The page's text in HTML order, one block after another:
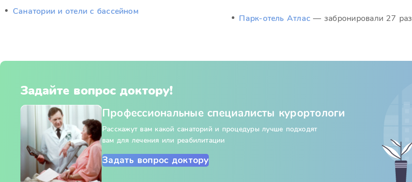
Санатории и отели с бассейном
Парк-отель Атлас — забронировали 27 раз
Задайте вопрос доктору!
Профессиональные специалисты курортологи
Расскажут вам какой санаторий и процедуры лучше подходят
вам для лечения или реабилитации
Задать вопрос доктору